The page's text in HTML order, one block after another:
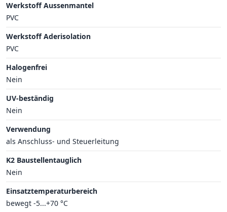
Werkstoff Aussenmantel
PVC
Werkstoff Aderisolation
PVC
Halogenfrei
Nein
UV-beständig
Nein
Verwendung
als Anschluss- und Steuerleitung
K2 Baustellentauglich
Nein
Einsatztemperaturbereich
bewegt -5...+70 °C